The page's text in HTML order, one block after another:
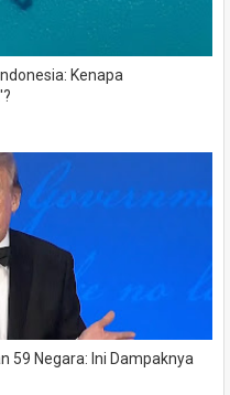
Kenapa
59 Negara: Ini Dampaknya